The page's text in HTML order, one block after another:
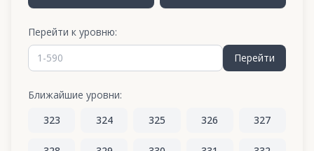
Перейти к уровню:
Перейти
Ближайшие уровни:
323
324 325 326 327